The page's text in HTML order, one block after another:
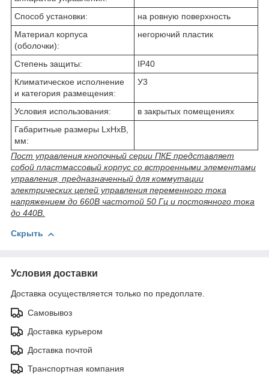
Способ установки:
на ровную поверхность
Материал корпуса
(оболочки):
негорючий пластик
Степень защиты:
IP40
Климатическое исполнение
и категория размещения:
У3
Условия использования:
в закрытых помещениях
Габаритные размеры LxHxB,
мм:
Пост управления кнопочный серии ПКЕ представляет
собой пластмассовый корпус со встроенными элементами
управления, предназначенный для коммутации
электрических цепей управления переменного тока
напряжением до 660В частотой 50 Гц и постоянного тока
до 440В.
Скрыть
Условия доставки
Доставка осуществляется только по предоплате.
Самовывоз
Доставка курьером
Доставка почтой
Транспортная компания